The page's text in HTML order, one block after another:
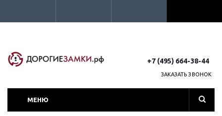
+7 (495) 664-38-44
ЗАКАЗАТЬ ЗВОНОК
МЕНЮ